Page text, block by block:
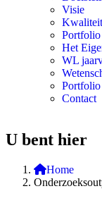
Visie
Portfolio
Het
WL
Portfolio
Contact
U bent hier
Home